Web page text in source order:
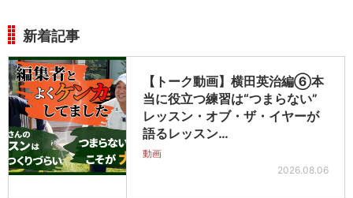
新着記事
【トーク動画】横田英治編⑥本
当に役立つ練習は“つまらない”
レッスン・オブ・ザ・イヤーが
語るレッスン…
動画
2026.08.06